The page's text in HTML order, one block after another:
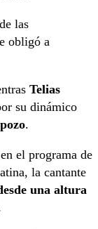
las
obligó a
Telias
su dinámico
.
en el programa de
la cantante
una altura